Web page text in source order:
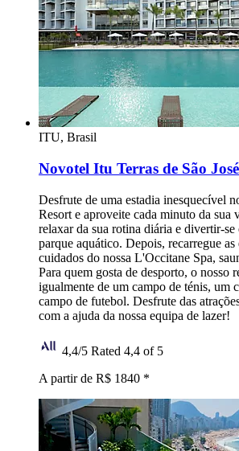
ITU, Brasil
Novotel Itu Terras de São
Desfrute de uma estadia inesquecível
Resort e aproveite cada minuto da sua
relaxar da sua rotina diária e divertir-
parque aquático. Depois, recarregue as
cuidados do nossa L'Occitane Spa,
Para quem gosta de desporto, o nosso
igualmente de um campo de ténis, um
campo de futebol. Desfrute das
com a ajuda da nossa equipa de lazer!
4,4/5 Rated 4,4 of 5
A partir de R$ 1840 *